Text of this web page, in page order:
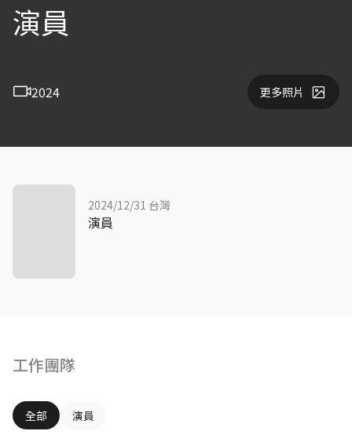
演員
2024 更多照片
工作團隊
全部 演員
2024/12/31 台灣
演員